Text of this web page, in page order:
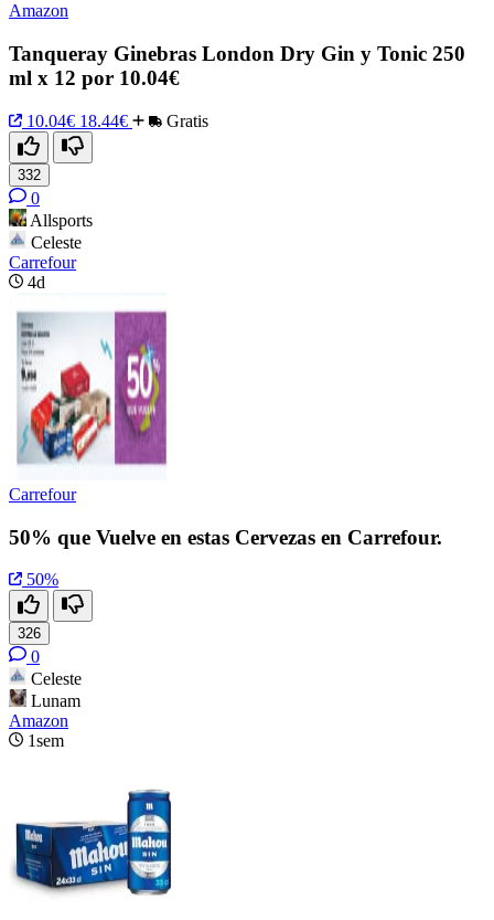
Amazon
Tanqueray Ginebras London Dry Gin y Tonic 250
ml x 12 por 10.04€
10.04€ 18.44€ Gratis
332
0
Allsports
Celeste
Carrefour
4d
Carrefour
50% que Vuelve en estas Cervezas en Carrefour.
50%
326
0
Celeste
Lunam
Amazon
1sem